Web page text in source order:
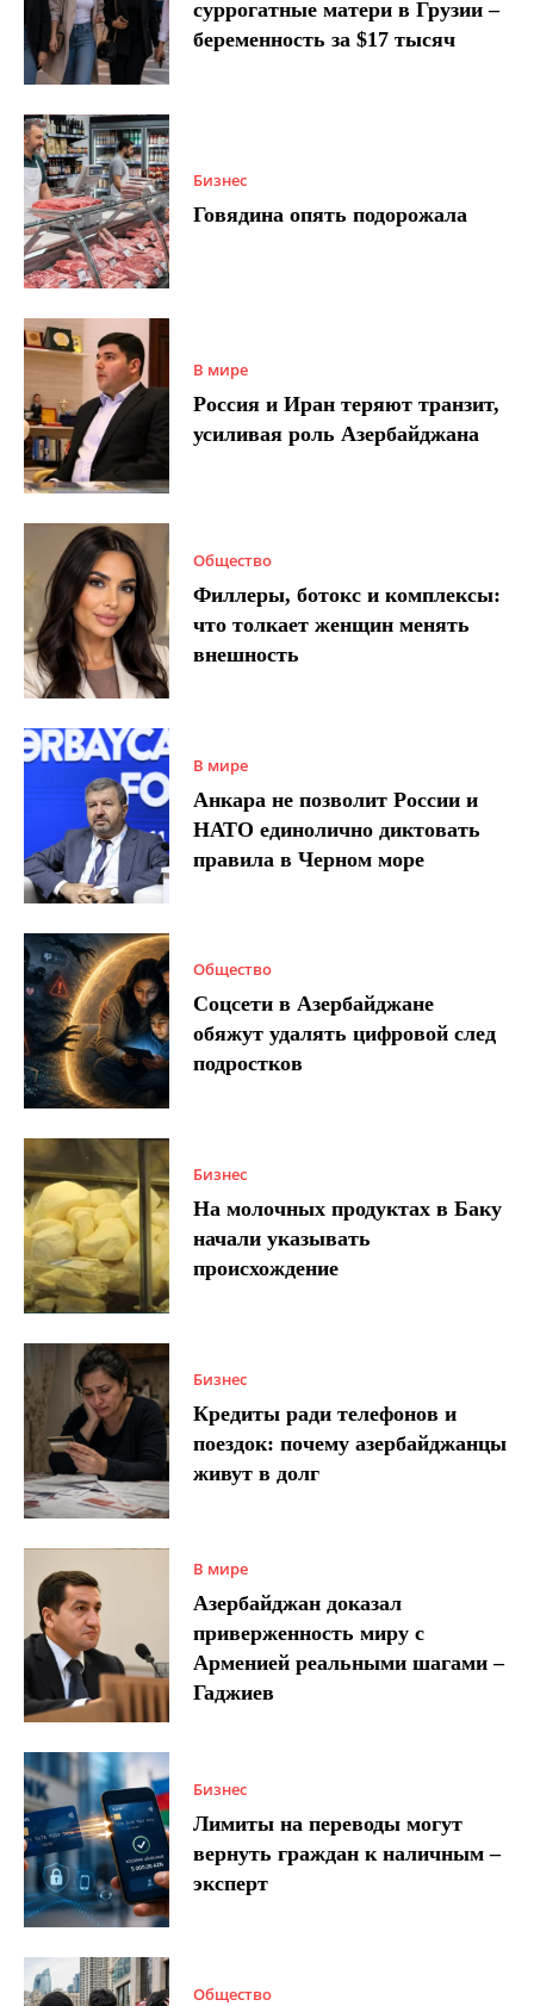
суррогатные матери в Грузии –
беременность за $17 тысяч
Бизнес
Говядина опять подорожала
В мире
Россия и Иран теряют транзит,
усиливая роль Азербайджана
Общество
Филлеры, ботокс и комплексы:
что толкает женщин менять
внешность
В мире
Анкара не позволит России и
НАТО единолично диктовать
правила в Черном море
Общество
Соцсети в Азербайджане
обяжут удалять цифровой след
подростков
Бизнес
На молочных продуктах в Баку
начали указывать
происхождение
Бизнес
Кредиты ради телефонов и
поездок: почему азербайджанцы
живут в долг
В мире
Азербайджан доказал
приверженность миру с
Арменией реальными шагами –
Гаджиев
Бизнес
Лимиты на переводы могут
вернуть граждан к наличным –
эксперт
Общество